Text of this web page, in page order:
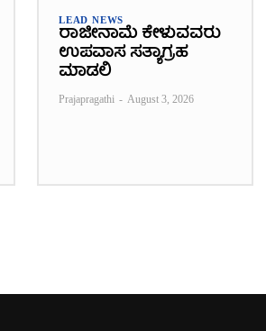
LEAD NEWS
ರಾಜೀನಾಮೆ ಕೇಳುವವರು
ಉಪವಾಸ ಸತ್ಯಾಗ್ರಹ
ಮಾಡಲಿ
Prajapragathi - August 3, 2026